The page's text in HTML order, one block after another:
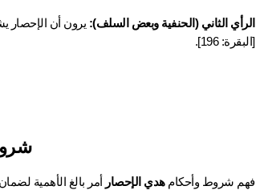
الرأي الثاني (الحنفية وبعض السلف):
[البقرة: 196].
فهم شروط وأحكام هدي الإحصار أمر بالغ الأهمية